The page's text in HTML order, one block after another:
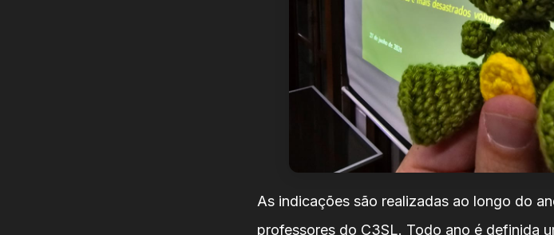
As indicações são realizadas ao longo do
professores do C3SL. Todo ano é definida